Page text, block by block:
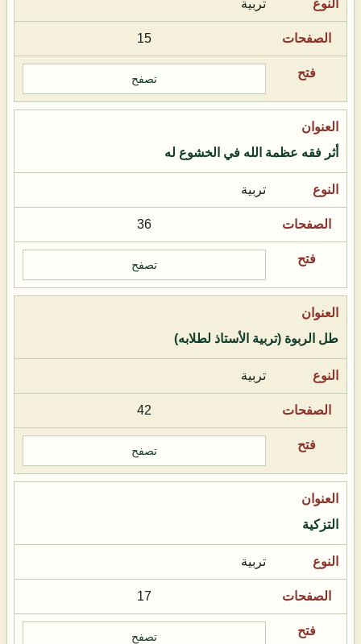
تربية
15
تصفح
أثر فقه عظمة الله في الخشوع له
تربية
36
تصفح
طل الربوة (تربية الأستاذ لطلابه)
تربية
42
تصفح
التزكية
تربية
17
تصفح